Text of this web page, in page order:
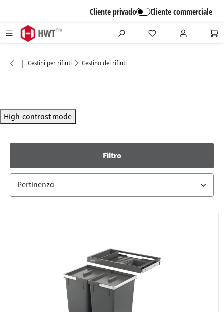
Cliente privado Cliente commerciale
| Cestini per rifiuti Cestino dei rifiuti
High-contrast mode
Filtro